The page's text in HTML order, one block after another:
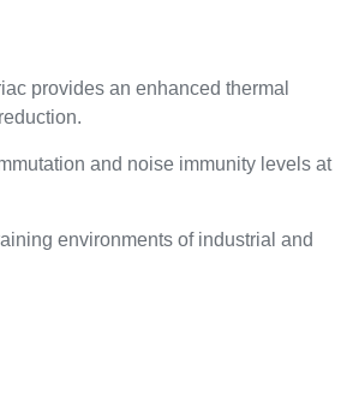
provides an enhanced thermal
and noise immunity levels at
environments of industrial and